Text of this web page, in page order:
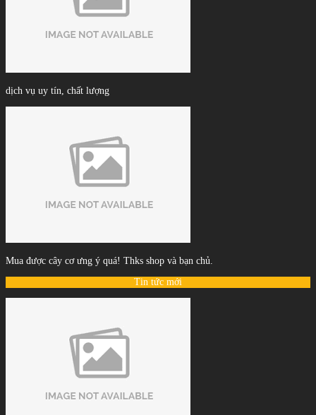
dịch vụ uy tín, chất lượng
Mua được cây cơ ưng ý quá! Thks shop và bạn chủ.
Tin tức mới